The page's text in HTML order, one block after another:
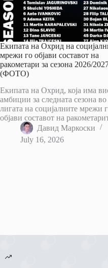
Екипата на Охрид на
мрежи го објави составот на
ракометари за сезона 2026/
(ФОТО)
Екипата на Охрид, која има
амбиции за следната сезона
лигата на социјалните мрежи
објави составот на
Давид Маркоски
July 16, 2026